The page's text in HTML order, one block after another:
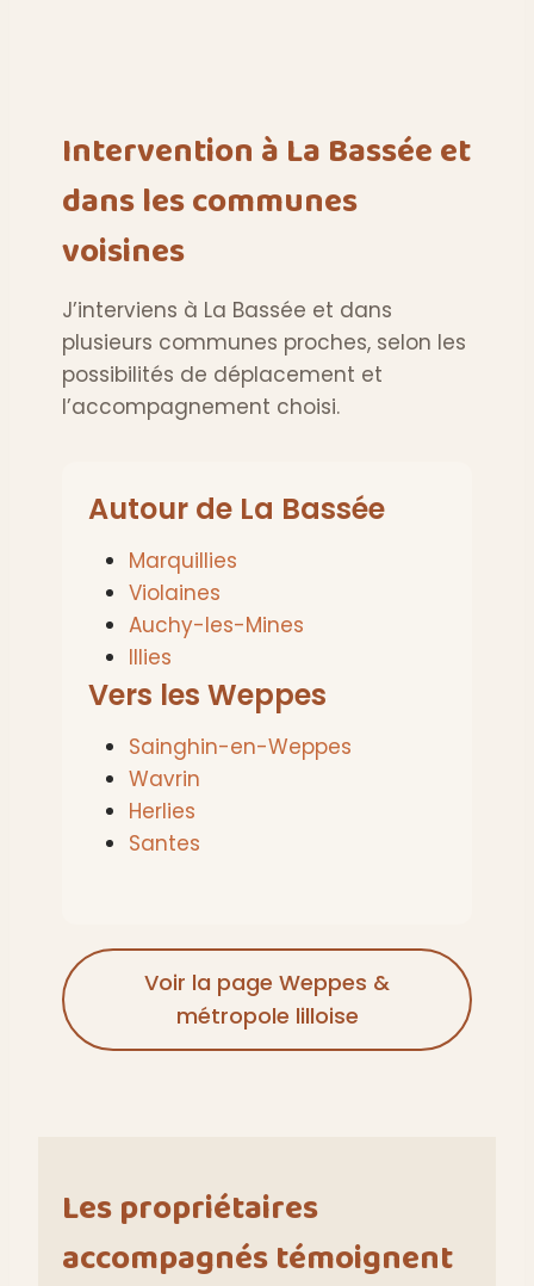
Intervention à La Bassée et
dans les communes
voisines
J’interviens à La Bassée et dans
plusieurs communes proches, selon les
possibilités de déplacement et
l’accompagnement choisi.
Autour de La Bassée
Marquillies
Violaines
Auchy-les-Mines
Illies
Vers les Weppes
Sainghin-en-Weppes
Wavrin
Herlies
Santes
Voir la page Weppes &
métropole lilloise
Les propriétaires
accompagnés témoignent